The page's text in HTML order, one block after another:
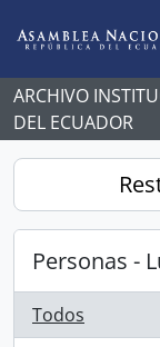
ARCHIVO
DEL ECUADOR
Personas -
Todos